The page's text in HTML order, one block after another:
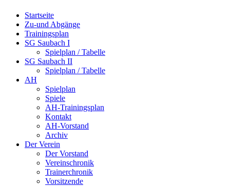
Startseite
Zu-und Abgänge
Trainingsplan
SG Saubach I
Spielplan / Tabelle
SG Saubach II
Spielplan / Tabelle
AH
Spielplan
Spiele
AH-Trainingsplan
Kontakt
AH-Vorstand
Archiv
Der Verein
Der Vorstand
Vereinschronik
Trainerchronik
Vorsitzende